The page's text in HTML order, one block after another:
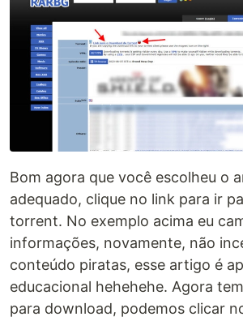
Bom agora que você escolheu o
adequado, clique no link para ir
torrent. No exemplo acima eu
informações, novamente, não
conteúdo piratas, esse artigo é
educacional hehehehe. Agora
para download, podemos clicar